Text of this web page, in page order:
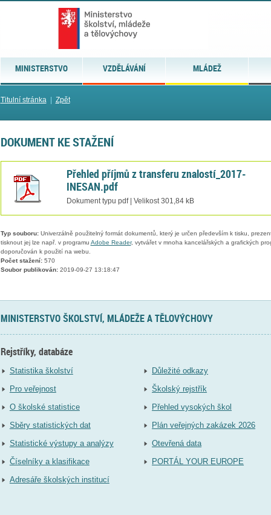
MINISTERSTVO VZDĚLÁVÁNÍ MLÁDEŽ
Titulní stránka| Zpět
DOKUMENT KE STAŽENÍ
Přehled příjmů z transferu znalostí_2017-
INESAN.pdf
Dokument typu pdf | Velikost 301,84 kB
Typ souboru:Univerzálně použitelný formát dokumentů, který je určen především k tisku,
tisknout jej lze např. v programu Adobe Reader, vytvářet v mnoha kancelářských a grafických
doporučován k použití na webu.
Počet stažení:570
Soubor publikován:2019-09-27 13:18:47
MINISTERSTVO ŠKOLSTVÍ, MLÁDEŽE A TĚLOVÝCHOVY
Rejstříky, databáze
Statistika školství
Pro veřejnost
O školské statistice
Sběry statistických dat
Statistické výstupy a analýzy
Číselníky a klasifikace
Adresáře školských institucí
Důležité odkazy
Školský rejstřík
Přehled vysokých škol
Plán veřejných zakázek 2026
Otevřená data
PORTÁL YOUR EUROPE